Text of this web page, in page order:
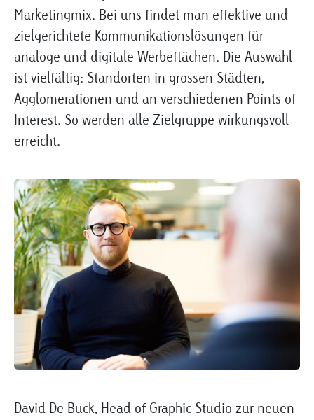
Marketingmix. Bei uns findet man effektive und
zielgerichtete Kommunikationslösungen für
analoge und digitale Werbeflächen. Die Auswahl
ist vielfältig: Standorten in grossen Städten,
Agglomerationen und an verschiedenen Points of
Interest. So werden alle Zielgruppe wirkungsvoll
erreicht.
David De Buck, Head of Graphic Studio zur neuen